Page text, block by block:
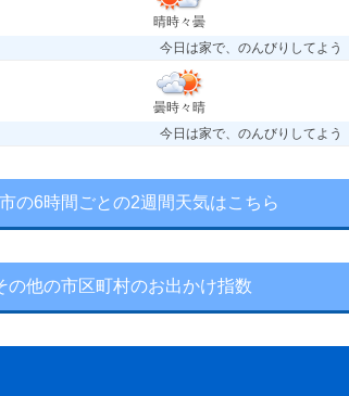
晴時々曇
今日は家で、のんびりしてよう
曇時々晴
今日は家で、のんびりしてよう
の6時間ごとの2週間天気はこちら
の他の市区町村のお出かけ指数